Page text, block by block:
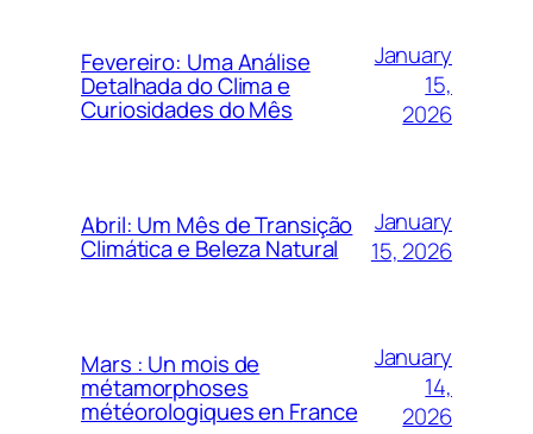
Fevereiro: Uma Análise
Detalhada do Clima e
Curiosidades do Mês
January
15,
2026
Abril: Um Mês de Transição
Climática e Beleza Natural
January
15, 2026
Mars : Un mois de
métamorphoses
météorologiques en France
January
14,
2026